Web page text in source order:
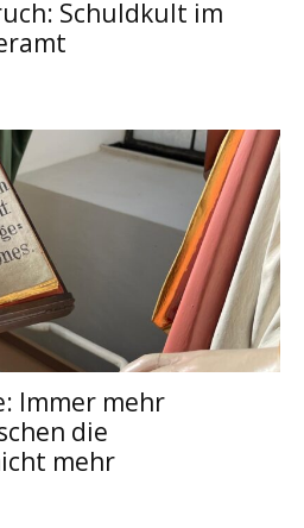
Schuldkult im
Immer mehr
die
mehr